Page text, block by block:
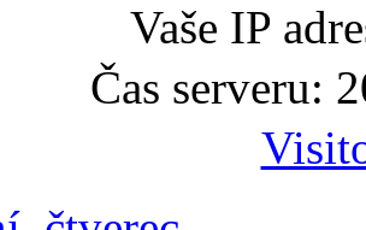
Vaše IP
Čas serveru: